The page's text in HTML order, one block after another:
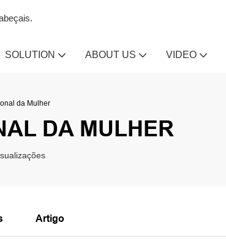
SOLUTION ABOUT US VIDEO
da Mulher
DA MULHER
Artigo